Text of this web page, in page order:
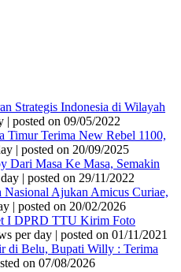
Strategis Indonesia di Wilayah
| posted on 09/05/2022
Timur Terima New Rebel 1100,
| posted on 20/09/2025
Dari Masa Ke Masa, Semakin
| posted on 29/11/2022
Ajukan Amicus Curiae,
| posted on 20/02/2026
I DPRD TTU Kirim Foto
per day | posted on 01/11/2021
di Belu, Bupati Willy : Terima
on 07/08/2026